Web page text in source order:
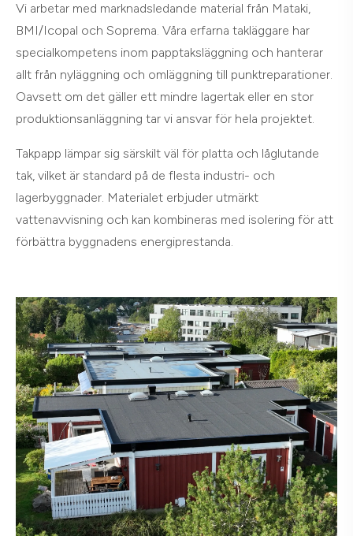
Vi arbetar med marknadsledande material från Mataki,
BMI/Icopal och Soprema. Våra erfarna takläggare har
specialkompetens inom papptaksläggning och hanterar
allt från nyläggning och omläggning till punktreparationer.
Oavsett om det gäller ett mindre lagertak eller en stor
produktionsanläggning tar vi ansvar för hela projektet.
Takpapp lämpar sig särskilt väl för platta och låglutande
tak, vilket är standard på de flesta industri- och
lagerbyggnader. Materialet erbjuder utmärkt
vattenavvisning och kan kombineras med isolering för att
förbättra byggnadens energiprestanda.